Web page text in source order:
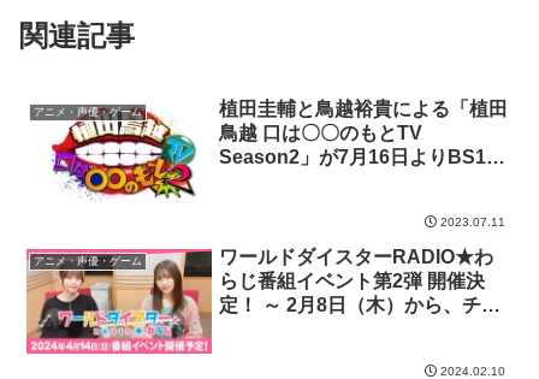
関連記事
アニメ・声優・ゲーム
植田圭輔と鳥越裕貴による「植田
鳥越 口は〇〇のもとTV
Season2」が7月16日よりBS11+
2023.07.11
アニメ・声優・ゲーム
ワールドダイスターRADIO★わ
らじ番組イベント第2弾 開催決
定！ ～ 2月8日（木）から、チケ
2024.02.10